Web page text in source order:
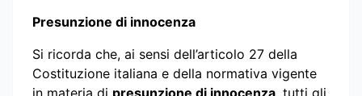
Presunzione di innocenza
Si ricorda che, ai sensi dell’articolo 27 della
Costituzione italiana e della normativa vigente